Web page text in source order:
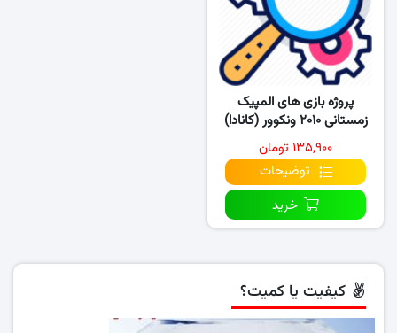
پروژه بازی های المپیک
زمستانی ۲۰۱۰ ونکوور (کانادا)
۱۳۵,۹۰۰ تومان
توضیحات
خرید
کیفیت یا کمیت؟